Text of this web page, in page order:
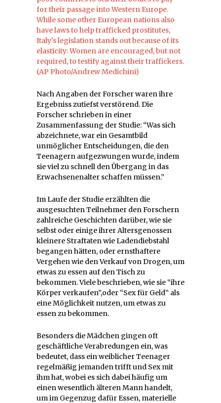
Nach Angaben der Forscher waren ihre
Ergebniss zutiefst verstörend. Die
Forscher schrieben in einer
Zusammenfassung der Studie: “Was sich
abzeichnete, war ein Gesamtbild
unmöglicher Entscheidungen, die den
Teenagern aufgezwungen wurde, indem
sie viel zu schnell den Übergang in das
Erwachsenenalter schaffen müssen.”
Im Laufe der Studie erzählten die
ausgesuchten Teilnehmer den Forschern
zahlreiche Geschichten darüber, wie sie
selbst oder einige ihrer Altersgenossen
kleinere Straftaten wie Ladendiebstahl
begangen hätten, oder ernsthaftere
Vergehen wie den Verkauf von Drogen, um
etwas zu essen auf den Tisch zu
bekommen. Viele beschrieben, wie sie “ihre
Körper verkaufen”,oder “Sex für Geld” als
eine Möglichkeit nutzen, um etwas zu
essen zu bekommen.
Besonders die Mädchen gingen oft
geschäftliche Verabredungen ein, was
bedeutet, dass ein weiblicher Teenager
regelmäßig jemanden trifft und Sex mit
ihm hat, wobei es sich dabei häufig um
einen wesentlich älteren Mann handelt,
um im Gegenzug dafür Essen, materielle